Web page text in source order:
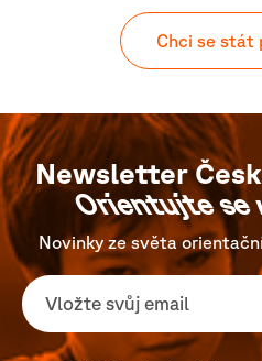
Chci se stát
Newsletter
Orientujte se
Novinky ze světa